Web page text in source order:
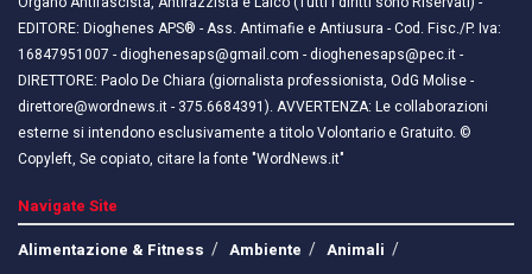
EDITORE: Dioghenes APS® - Ass. Antimafie e Antiusura - Cod. Fisc./P. Iva:
16847951007 - dioghenesaps@gmail.com - dioghenesaps@pec.it - ​​
DIRETTORE: Paolo De Chiara (giornalista professionista, OdG Molise -
direttore@wordnews.it - ​​375.6684391). AVVERTENZA: Le collaborazioni
esterne si intendono esclusivamente a titolo Volontario e Gratuito. ©
Copyleft, Se copiato, citare la fonte "WordNews.it"
Navigate Site
Alimentazione & Fitness
Ambiente
Animali